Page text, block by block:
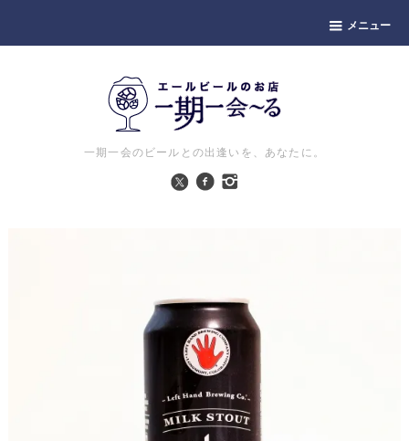
メニュー
一期一会のビールとの出逢いを、あなたに。